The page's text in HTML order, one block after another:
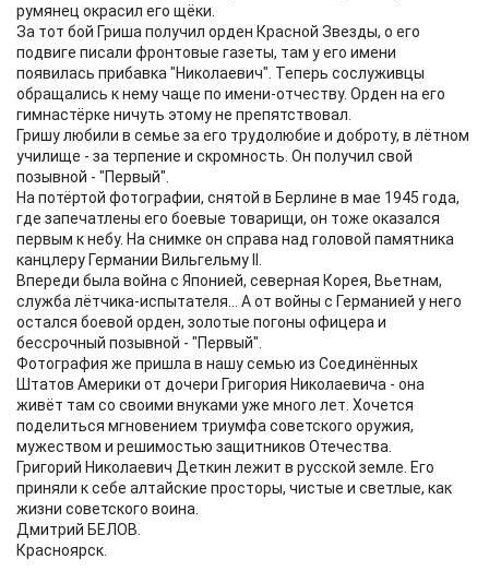
румянец окрасил его щёки.
За тот бой Гриша получил орден Красной Звезды, о его
подвиге писали фронтовые газеты, там у его имени
появилась прибавка "Николаевич". Теперь сослуживцы
обращались к нему чаще по имени-отчеству. Орден на его
гимнастёрке ничуть этому не препятствовал.
Гришу любили в семье за его трудолюбие и доброту, в лётном
училище - за терпение и скромность. Он получил свой
позывной - "Первый".
На потёртой фотографии, снятой в Берлине в мае 1945 года,
где запечатлены его боевые товарищи, он тоже оказался
первым к небу. На снимке он справа над головой памятника
канцлеру Германии Вильгельму II.
Впереди была война с Японией, северная Корея, Вьетнам,
служба лётчика-испытателя... А от войны с Германией у него
остался боевой орден, золотые погоны офицера и
бессрочный позывной - "Первый".
Фотография же пришла в нашу семью из Соединённых
Штатов Америки от дочери Григория Николаевича - она
живёт там со своими внуками уже много лет. Хочется
поделиться мгновением триумфа советского оружия,
мужеством и решимостью защитников Отечества.
Григорий Николаевич Деткин лежит в русской земле. Его
приняли к себе алтайские просторы, чистые и светлые, как
жизни советского воина.
Дмитрий БЕЛОВ.
Красноярск.